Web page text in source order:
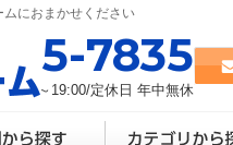
におまかせください
7835
～19:00/定休日 年中無休